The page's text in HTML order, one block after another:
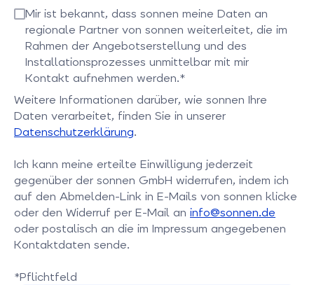
Bitte bestätigen Sie dieses Feld
Mir ist bekannt, dass sonnen meine Daten an
regionale Partner von sonnen weiterleitet, die im
Rahmen der Angebotserstellung und des
Installationsprozesses unmittelbar mit mir
Kontakt aufnehmen werden.*
Bitte bestätigen Sie dieses Feld
Weitere Informationen darüber, wie sonnen Ihre
Daten verarbeitet, finden Sie in unserer
Datenschutzerklärung.
Ich kann meine erteilte Einwilligung jederzeit
gegenüber der sonnen GmbH widerrufen, indem ich
auf den Abmelden-Link in E-Mails von sonnen klicke
oder den Widerruf per E-Mail an info@sonnen.de
oder postalisch an die im Impressum angegebenen
Kontaktdaten sende.
*Pflichtfeld